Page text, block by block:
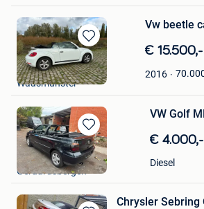
Bewaren
in
Mijn
Favorieten
Vw beetle
€ 15.500,-
2016
Jan
Waasmunster
Bewaren
in
Mijn
Favorieten
VW Golf
€ 4.000,-
Diesel
Burcin Saglam
Geraardsbergen
Chrysler Sebring